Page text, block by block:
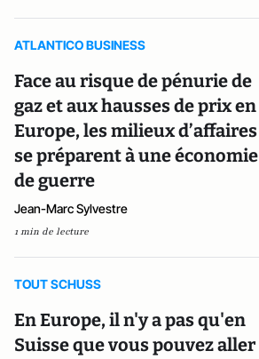
ATLANTICO BUSINESS
Face au risque de pénurie de
gaz et aux hausses de prix en
Europe, les milieux d’affaires
se préparent à une économie
de guerre
Jean-Marc Sylvestre
1 min de lecture
TOUT SCHUSS
En Europe, il n'y a pas qu'en
Suisse que vous pouvez aller